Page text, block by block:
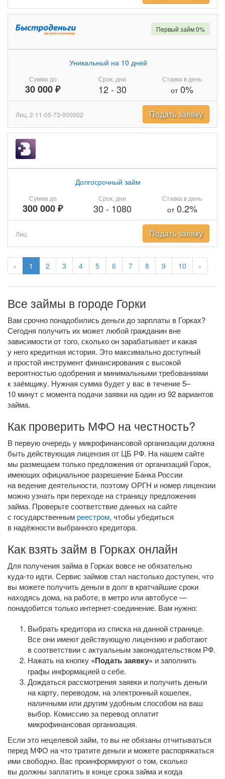
‹ 1 2 3 4 5 6 7 8 9 10 ›
Сумма до
30 000 ₽
Уникальный на 10 дней
Срок, дни
12- 30
Ставка в день
от0%
Первый займ 0%
Лиц. 2-11-05-73-000002 Подать заявку
Сумма до
300 000 ₽
Долгосрочный займ
Срок, дни
30 - 1080
Ставка в день
от0.2%
Лиц. Подать заявку
Все займы в городе Горки
Вам срочно понадобились деньги до зарплаты в Горках?
Сегодня получить их может любой гражданин вне
зависимости от того, сколько он зарабатывает и какая
у него кредитная история. Это максимально доступный
и простой инструмент финансирования с высокой
вероятностью одобрения и минимальными требованиями
к заёмщику. Нужная сумма будет у вас в течение 5–
10 минут с момента подачи заявки на один из 92 вариантов
займа.
Как проверить МФО на честность?
В первую очередь у микрофинансовой организации должна
быть действующая лицензия от ЦБ РФ. На нашем сайте
мы размещаем только предложения от организаций Горок,
имеющих официальное разрешение Банка России
на ведение деятельности, поэтому ОРГН и номер лицензии
можно узнать при переходе на страницу предложения
займа. Проверьте соответствие данных на сайте
с государственным реестром, чтобы убедиться
в надёжности выбранного кредитора.
Как взять займ в Горках онлайн
Для получения займа в Горках вовсе не обязательно
куда-то идти. Сервис займов стал настолько доступен, что
вы можете получить деньги в долг в кратчайшие сроки
находясь дома, на работе, в метро или автобусе —
понадобится только интернет-соединение. Вам нужно:
Выбрать кредитора из списка на данной странице.
Все они имеют действующую лицензию и работают
в соответствии с актуальным законодательством РФ.
Нажать на кнопку «Подать заявку» и заполнить
графы информацией о себе.
Дождаться рассмотрения заявки и получить деньги
на карту, переводом, на электронный кошелек,
наличными или другим удобным способом на ваш
выбор. Комиссию за перевод оплатит
микрофинансовая организация.
Если это нецелевой займ, то вы не обязаны отчитываться
перед МФО на что тратите деньги и можете распоряжаться
ими свободно. Вас проинформируют о том, сколько
вы должны заплатить в конце срока займа и когда